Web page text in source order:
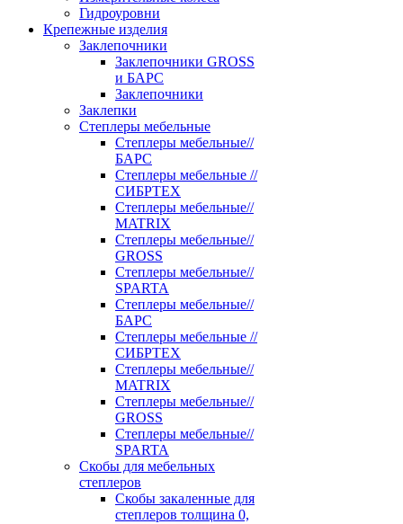
Гидроуровни
Крепежные изделия
Заклепочники
Заклепочники GROSS
и БАРС
Заклепочники
Заклепки
Степлеры мебельные
Степлеры мебельные//
БАРС
Степлеры мебельные //
СИБРТЕХ
Степлеры мебельные//
MATRIX
Степлеры мебельные//
GROSS
Степлеры мебельные//
SPARTA
Степлеры мебельные//
БАРС
Степлеры мебельные //
СИБРТЕХ
Степлеры мебельные//
MATRIX
Степлеры мебельные//
GROSS
Степлеры мебельные//
SPARTA
Скобы для мебельных
степлеров
Скобы закаленные для
степлеров толщина 0,